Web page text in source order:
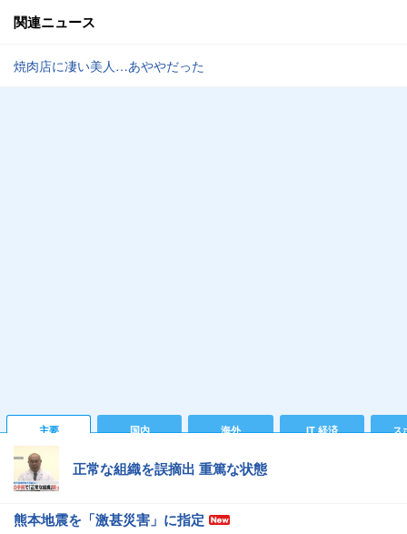
関連ニュース
焼肉店に凄い美人…あややだった
主要 国内 海外 IT 経済 ス
正常な組織を誤摘出 重篤な状態
熊本地震を「激甚災害」に指定